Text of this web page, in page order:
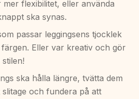
flexibilitet, eller använda
ska synas.
passar leggingsens tjocklek
Eller var kreativ och gör
ska hålla längre, tvätta dem
och fundera på att